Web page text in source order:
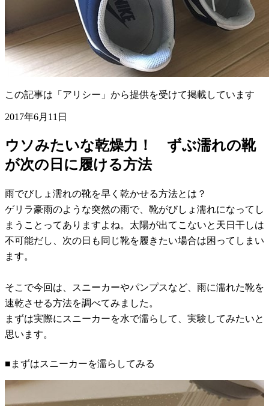
この記事は「アリシー」から提供を受けて掲載しています
2017年6月11日
ウソみたいな乾燥力！ ずぶ濡れの靴
が次の日に履ける方法
雨でびしょ濡れの靴を早く乾かせる方法とは？
ゲリラ豪雨のような突然の雨で、靴がびしょ濡れになってし
まうことってありますよね。太陽が出てこないと天日干しは
不可能だし、次の日も同じ靴を履きたい場合は困ってしまい
ます。
そこで今回は、スニーカーやパンプスなど、雨に濡れた靴を
速乾させる方法を調べてみました。
まずは実際にスニーカーを水で濡らして、実験してみたいと
思います。
■まずはスニーカーを濡らしてみる